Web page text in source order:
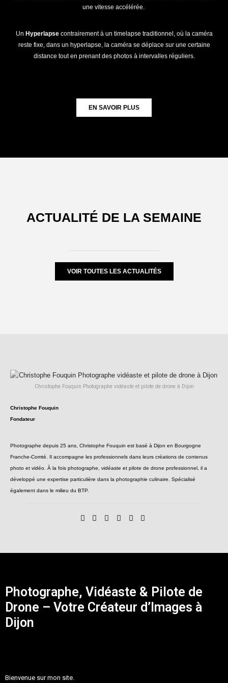
une vitesse accélérée.
Un Hyperlapsecontrairement à un timelapse traditionnel, où la caméra
reste fixe, dans un hyperlapse, la caméra se déplace sur une certaine
distance tout en prenant des photos à intervalles réguliers.
EN SAVOIR PLUS
ACTUALITÉ DE LA SEMAINE
VOIR TOUTES LES ACTUALITÉS
Christophe Fouquin Photographe vidéaste et pilote de drone à Dijon
Christophe Fouquin
Fondateur
Photographe depuis 25 ans, Christophe Fouquin est basé à Dijon en Bourgogne
Franche-Comté. Il accompagne les professionnels dans leurs créations de contenus
photo et vidéo. À la fois photographe, vidéaste et pilote de drone professionnel, il a
développé une expertise particulière dans la photographie culinaire. Spécialisé
également dans le milieu du BTP.
Photographe, Vidéaste & Pilote de
Drone – Votre Créateur d’Images à
Dijon
Bienvenue sur mon site.